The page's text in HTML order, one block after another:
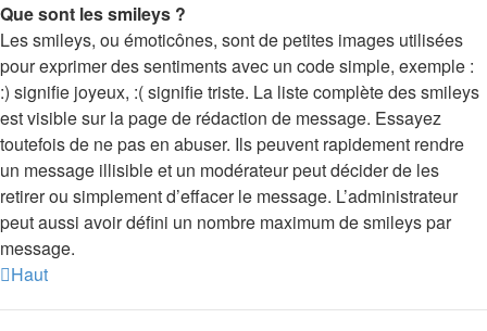
Que sont les smileys ?
Les smileys, ou émoticônes, sont de petites images utilisées
pour exprimer des sentiments avec un code simple, exemple :
:) signifie joyeux, :( signifie triste. La liste complète des smileys
est visible sur la page de rédaction de message. Essayez
toutefois de ne pas en abuser. Ils peuvent rapidement rendre
un message illisible et un modérateur peut décider de les
retirer ou simplement d’effacer le message. L’administrateur
peut aussi avoir défini un nombre maximum de smileys par
message.
Haut